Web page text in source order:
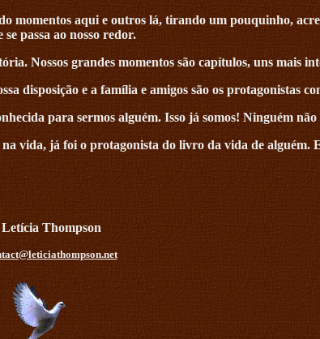
momentos aqui e outros lá, tirando um pouquinho,
se passa ao nosso redor.
Nossos grandes momentos são capítulos, uns mais
disposição e a família e amigos são os protagonistas
para sermos alguém. Isso já somos! Ninguém não
vida, já foi o protagonista do livro da vida de alguém.
Letícia Thompson